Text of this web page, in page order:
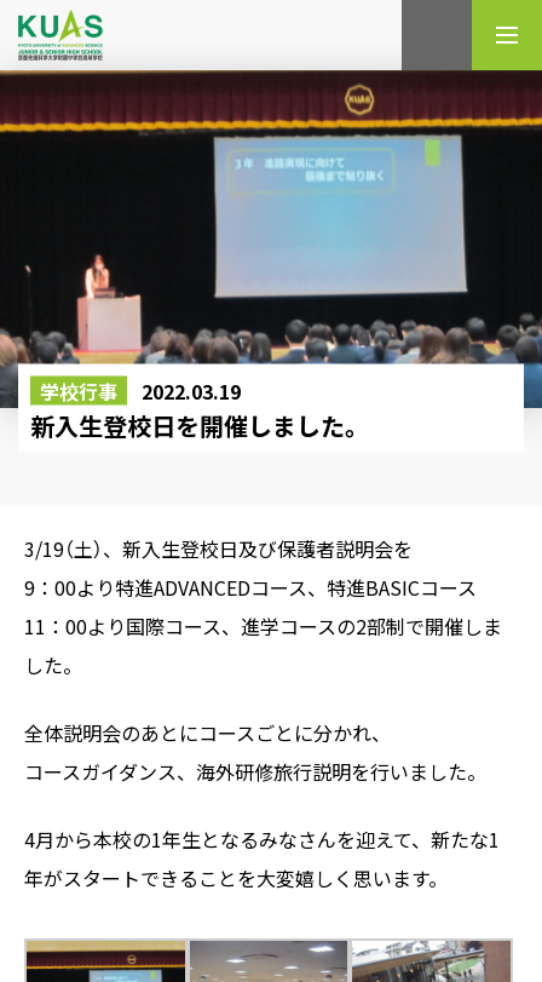
検索
学校行事 2022.03.19
新入生登校日を開催しました。
3/19（土）、新入生登校日及び保護者説明会を
9：00より特進ADVANCEDコース、特進BASICコース
11：00より国際コース、進学コースの2部制で開催しま
した。
全体説明会のあとにコースごとに分かれ、
コースガイダンス、海外研修旅行説明を行いました。
4月から本校の1年生となるみなさんを迎えて、新たな1
年がスタートできることを大変嬉しく思います。